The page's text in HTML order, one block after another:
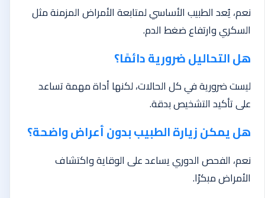
نعم، يُعد الطبيب الأساسي لمتابعة الأمراض المزمنة مثل
السكري وارتفاع ضغط الدم.
هل التحاليل ضرورية دائمًا؟
ليست ضرورية في كل الحالات، لكنها أداة مهمة تساعد
على تأكيد التشخيص بدقة.
هل يمكن زيارة الطبيب بدون أعراض واضحة؟
نعم، الفحص الدوري يساعد على الوقاية واكتشاف
الأمراض مبكرًا.